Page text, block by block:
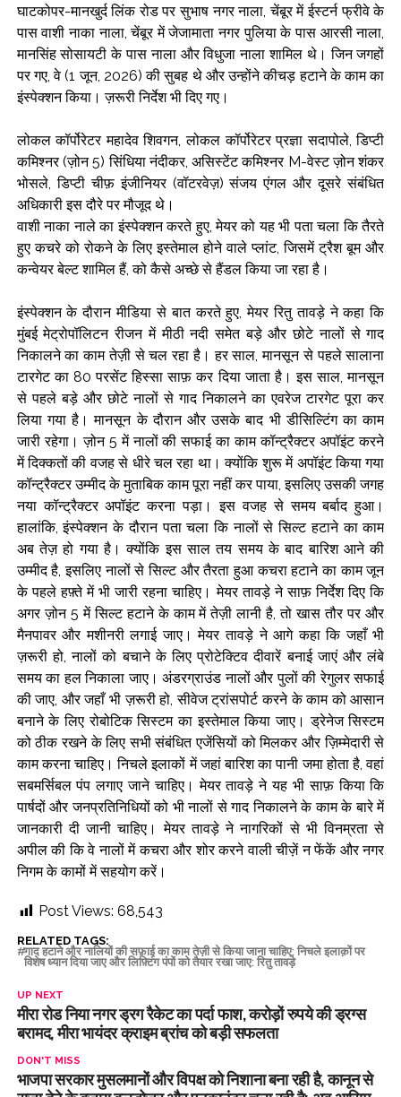
घाटकोपर-मानखुर्द लिंक रोड पर सुभाष नगर नाला, चेंबूर में ईस्टर्न फ्रीवे के
पास वाशी नाका नाला, चेंबूर में जेजामाता नगर पुलिया के पास आरसी नाला,
मानसिंह सोसायटी के पास नाला और विधुजा नाला शामिल थे। जिन जगहों
पर गए, वे (1 जून, 2026) की सुबह थे और उन्होंने कीचड़ हटाने के काम का
इंस्पेक्शन किया। ज़रूरी निर्देश भी दिए गए।
लोकल कॉर्पोरेटर महादेव शिवगन, लोकल कॉर्पोरेटर प्रज्ञा सदापोले, डिप्टी
कमिश्नर (ज़ोन 5) सिंधिया नंदीकर, असिस्टेंट कमिश्नर M-वेस्ट ज़ोन शंकर
भोसले, डिप्टी चीफ़ इंजीनियर (वॉटरवेज़) संजय एंगल और दूसरे संबंधित
अधिकारी इस दौरे पर मौजूद थे।
वाशी नाका नाले का इंस्पेक्शन करते हुए, मेयर को यह भी पता चला कि तैरते
हुए कचरे को रोकने के लिए इस्तेमाल होने वाले प्लांट, जिसमें ट्रैश बूम और
कन्वेयर बेल्ट शामिल हैं, को कैसे अच्छे से हैंडल किया जा रहा है।
इंस्पेक्शन के दौरान मीडिया से बात करते हुए, मेयर रितु तावड़े ने कहा कि
मुंबई मेट्रोपॉलिटन रीजन में मीठी नदी समेत बड़े और छोटे नालों से गाद
निकालने का काम तेज़ी से चल रहा है। हर साल, मानसून से पहले सालाना
टारगेट का 80 परसेंट हिस्सा साफ़ कर दिया जाता है। इस साल, मानसून
से पहले बड़े और छोटे नालों से गाद निकालने का एवरेज टारगेट पूरा कर
लिया गया है। मानसून के दौरान और उसके बाद भी डीसिल्टिंग का काम
जारी रहेगा। ज़ोन 5 में नालों की सफाई का काम कॉन्ट्रैक्टर अपॉइंट करने
में दिक्कतों की वजह से धीरे चल रहा था। क्योंकि शुरू में अपॉइंट किया गया
कॉन्ट्रैक्टर उम्मीद के मुताबिक काम पूरा नहीं कर पाया, इसलिए उसकी जगह
नया कॉन्ट्रैक्टर अपॉइंट करना पड़ा। इस वजह से समय बर्बाद हुआ।
हालांकि, इंस्पेक्शन के दौरान पता चला कि नालों से सिल्ट हटाने का काम
अब तेज़ हो गया है। क्योंकि इस साल तय समय के बाद बारिश आने की
उम्मीद है, इसलिए नालों से सिल्ट और तैरता हुआ कचरा हटाने का काम जून
के पहले हफ़्ते में भी जारी रहना चाहिए। मेयर तावड़े ने साफ़ निर्देश दिए कि
अगर ज़ोन 5 में सिल्ट हटाने के काम में तेज़ी लानी है, तो खास तौर पर और
मैनपावर और मशीनरी लगाई जाए। मेयर तावड़े ने आगे कहा कि जहाँ भी
ज़रूरी हो, नालों को बचाने के लिए प्रोटेक्टिव दीवारें बनाई जाएं और लंबे
समय का हल निकाला जाए। अंडरग्राउंड नालों और पुलों की रेगुलर सफाई
की जाए, और जहाँ भी ज़रूरी हो, सीवेज ट्रांसपोर्ट करने के काम को आसान
बनाने के लिए रोबोटिक सिस्टम का इस्तेमाल किया जाए। ड्रेनेज सिस्टम
को ठीक रखने के लिए सभी संबंधित एजेंसियों को मिलकर और ज़िम्मेदारी से
काम करना चाहिए। निचले इलाकों में जहां बारिश का पानी जमा होता है, वहां
सबमर्सिबल पंप लगाए जाने चाहिए। मेयर तावड़े ने यह भी साफ़ किया कि
पार्षदों और जनप्रतिनिधियों को भी नालों से गाद निकालने के काम के बारे में
जानकारी दी जानी चाहिए। मेयर तावड़े ने नागरिकों से भी विनम्रता से
अपील की कि वे नालों में कचरा और शोर करने वाली चीज़ें न फेंकें और नगर
निगम के कामों में सहयोग करें।
Post Views: 68,543
RELATED TAGS:
गाद हटाने और नालियों की सफ़ाई का काम तेज़ी से किया जाना चाहिए; निचले इलाक़ों पर
विशेष ध्यान दिया जाए और लिफ़्टिंग पंपों को तैयार रखा जाए: रितु तावड़े
UP NEXT
मीरा रोड निया नगर ड्रग रैकेट का पर्दा फाश, करोड़ों रुपये की ड्रग्स
बरामद, मीरा भायंदर क्राइम ब्रांच को बड़ी सफलता
DON'T MISS
भाजपा सरकार मुसलमानों और विपक्ष को निशाना बना रही है, कानून से